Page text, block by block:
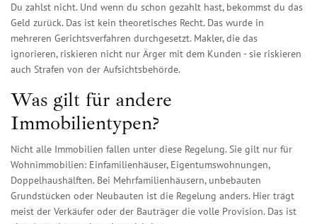
Du zahlst nicht. Und wenn du schon gezahlt hast, bekommst du das
Geld zurück. Das ist kein theoretisches Recht. Das wurde in
mehreren Gerichtsverfahren durchgesetzt. Makler, die das
ignorieren, riskieren nicht nur Ärger mit dem Kunden - sie riskieren
auch Strafen von der Aufsichtsbehörde.
Was gilt für andere
Immobilientypen?
Nicht alle Immobilien fallen unter diese Regelung. Sie gilt nur für
Wohnimmobilien: Einfamilienhäuser, Eigentumswohnungen,
Doppelhaushälften. Bei Mehrfamilienhäusern, unbebauten
Grundstücken oder Neubauten ist die Regelung anders. Hier trägt
meist der Verkäufer oder der Bauträger die volle Provision. Das ist